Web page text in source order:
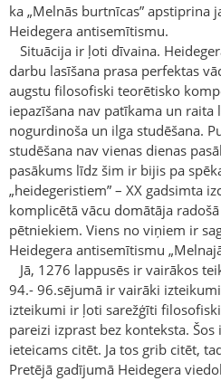
ka „Melnās burtnīcas” apstiprina
Heidegera antisemītismu.
Situācija ir ļoti dīvaina.
darbu lasīšana prasa perfektas
augstu filosofiski teorētisko
iepazīšana nav patīkama un raita
nogurdinoša un ilga studēšana.
studēšana nav vienas dienas
pasākums līdz šim ir bijis pa
„heidegeristiem” – XX gadsimta
komplicētā vācu domātāja
pētniekiem. Viens no viņiem ir
Heidegera antisemītismu
Jā, 1276 lappusēs ir vairākos
94.- 96.sējumā ir vairāki
izteikumi ir ļoti sarežģīti
pareizi izprast bez konteksta.
ieteicams citēt. Ja tos grib citēt,
Pretējā gadījumā Heidegera